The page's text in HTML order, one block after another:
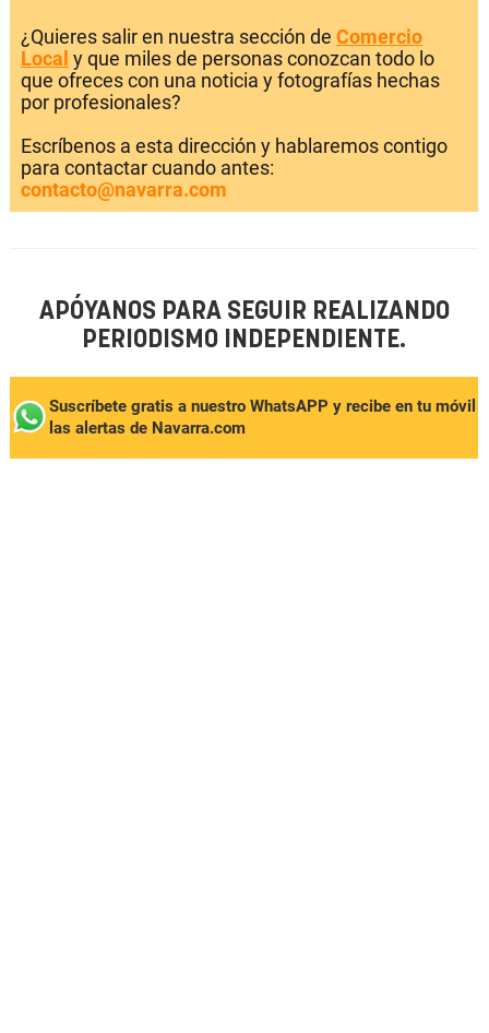
¿Quieres salir en nuestra sección de Comercio
Local y que miles de personas conozcan todo lo
que ofreces con una noticia y fotografías hechas
por profesionales?
Escríbenos a esta dirección y hablaremos contigo
para contactar cuando antes:
contacto@navarra.com
APÓYANOS PARA SEGUIR REALIZANDO
PERIODISMO INDEPENDIENTE.
Suscríbete gratis a nuestro WhatsAPP y recibe en tu móvil
las alertas de Navarra.com